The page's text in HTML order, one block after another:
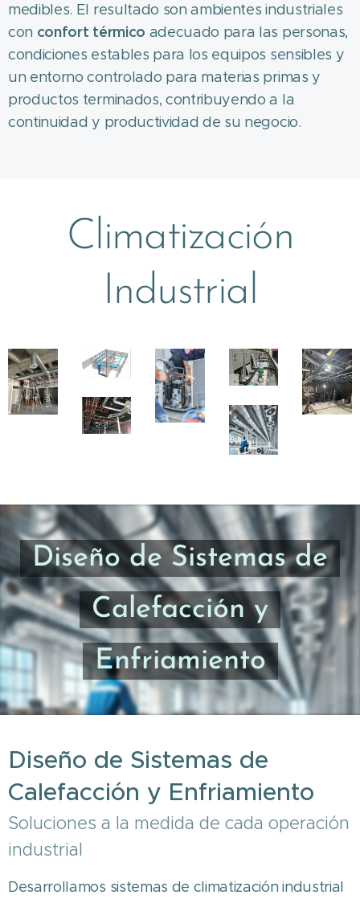
medibles. El resultado son ambientes industriales
con confort térmico adecuado para las personas,
condiciones estables para los equipos sensibles y
un entorno controlado para materias primas y
productos terminados, contribuyendo a la
continuidad y productividad de su negocio.
Climatización
Industrial
Diseño de Sistemas de
Calefacción y
Enfriamiento
Diseño de Sistemas de
Calefacción y Enfriamiento
Soluciones a la medida de cada operación
industrial
Desarrollamos sistemas de climatización industrial